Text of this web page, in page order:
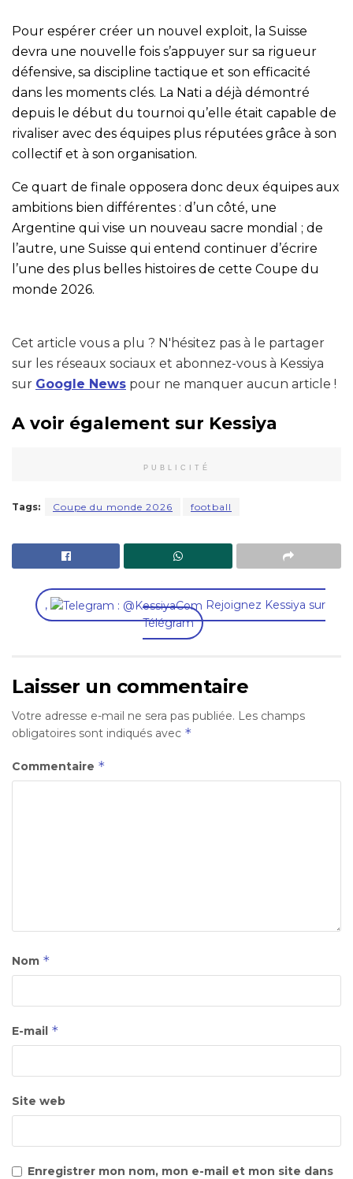
Pour espérer créer un nouvel exploit, la Suisse
devra une nouvelle fois s’appuyer sur sa rigueur
défensive, sa discipline tactique et son efficacité
dans les moments clés. La Nati a déjà démontré
depuis le début du tournoi qu’elle était capable de
rivaliser avec des équipes plus réputées grâce à son
collectif et à son organisation.
Ce quart de finale opposera donc deux équipes aux
ambitions bien différentes : d’un côté, une
Argentine qui vise un nouveau sacre mondial ; de
l’autre, une Suisse qui entend continuer d’écrire
l’une des plus belles histoires de cette Coupe du
monde 2026.
Cet article vous a plu ? N'hésitez pas à le partager
sur les réseaux sociaux et abonnez-vous à Kessiya
sur Google News pour ne manquer aucun article !
A voir également sur Kessiya
PUBLICITÉ
Tags: Coupe du monde 2026 football
,
Rejoignez Kessiya sur
Télégram
Laisser un commentaire
Votre adresse e-mail ne sera pas publiée. Les champs
obligatoires sont indiqués avec *
Commentaire *
Nom *
E-mail *
Site web
Enregistrer mon nom, mon e-mail et mon site dans